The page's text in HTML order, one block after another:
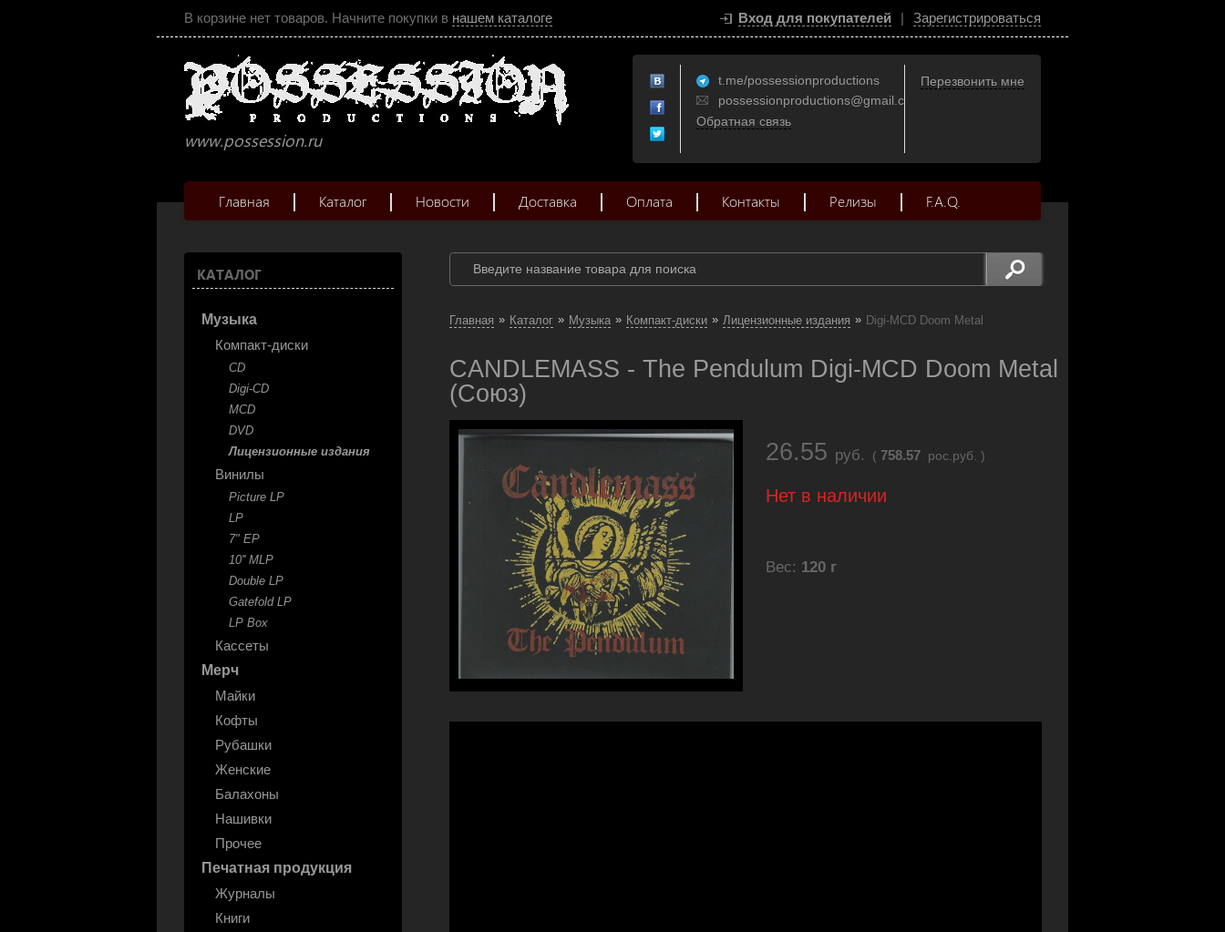
В корзине нет товаров. Начните покупки в нашем каталоге Вход для покупателей | Зарегистрироваться
www.possession.ru
t.me/possessionproductions
possessionproductions@gmail.com
Обратная связь
Перезвонить мне
Главная Каталог Новости Доставка Оплата Контакты Релизы F.A.Q.
КАТАЛОГ
Музыка
Компакт-диски
CD
Digi-CD
MCD
DVD
Лицензионные издания
Винилы
Picture LP
LP
7" EP
10'' MLP
Double LP
Gatefold LP
LP Box
Кассеты
Мерч
Майки
Кофты
Рубашки
Женские
Балахоны
Нашивки
Прочее
Печатная продукция
Журналы
Книги
Главная » Каталог » Музыка » Компакт-диски » Лицензионные издания » Digi-MCD Doom Metal
CANDLEMASS - The Pendulum Digi-MCD Doom Metal
(Союз)
26.55 руб. ( 758.57 рос.руб. )
Нет в наличии
Вес: 120 г